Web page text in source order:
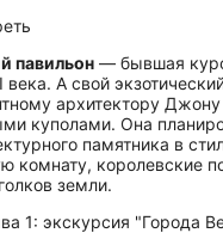
павильон — бывшая
века. А свой
архитектору
куполами. Она
памятника в
комнату, королевские
земли.